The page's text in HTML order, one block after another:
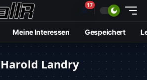
🔔17
Meine Interessen Gespeichert
Harold Landry